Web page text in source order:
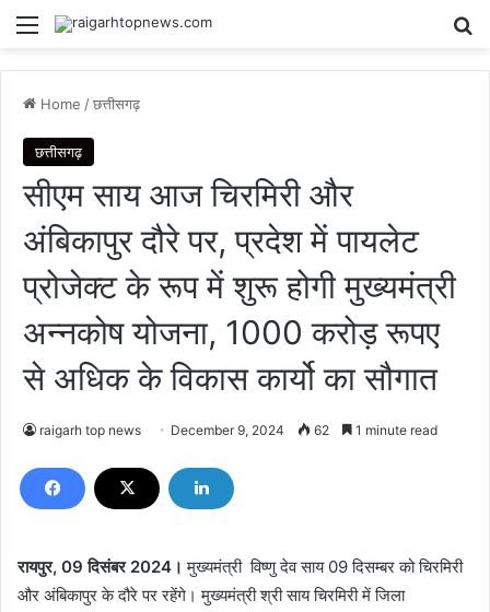
Menu
Home /छत्तीसगढ़
छत्तीसगढ़
सीएम साय आज चिरमिरी और
अंबिकापुर दौरे पर, प्रदेश में पायलेट
प्रोजेक्ट के रूप में शुरू होगी मुख्यमंत्री
अन्नकोष योजना, 1000 करोड़ रूपए
से अधिक के विकास कार्यो का सौगात
raigarh top news December 9, 2024 62 1 minute read
रायपुर, 09 दिसंबर 2024। मुख्यमंत्री विष्णु देव साय 09 दिसम्बर को चिरमिरी
और अंबिकापुर के दौरे पर रहेंगे। मुख्यमंत्री श्री साय चिरमिरी में जिला